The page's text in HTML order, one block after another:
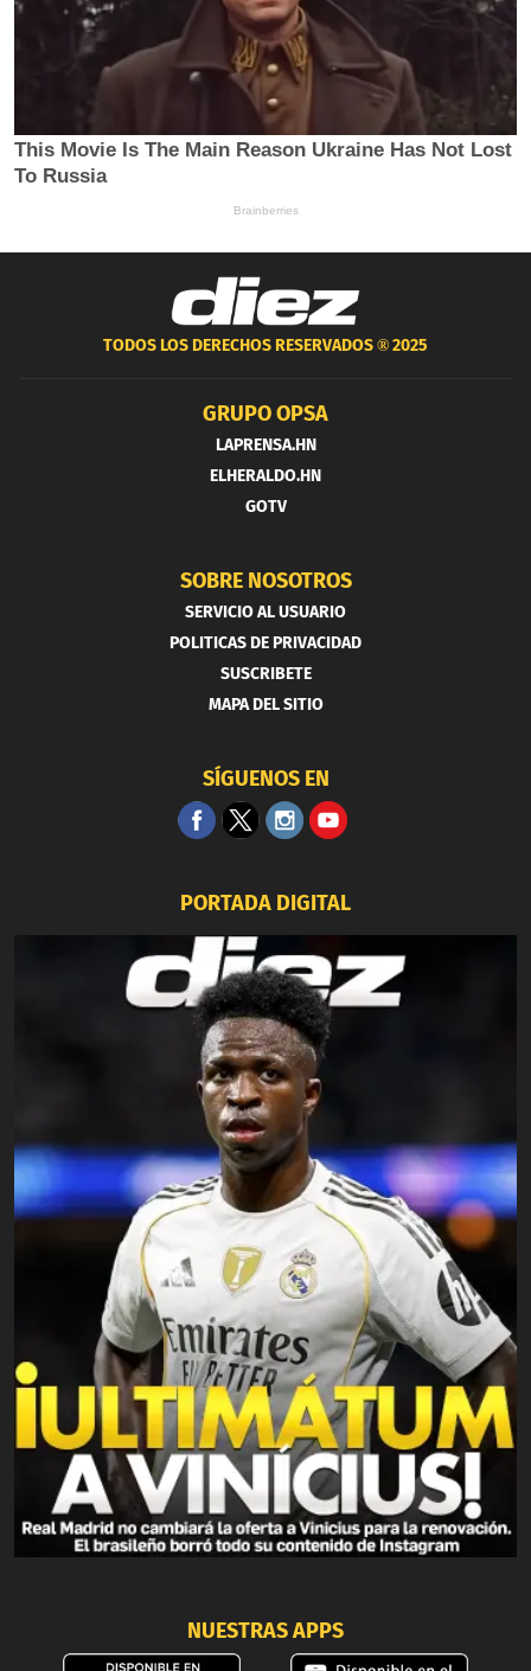
TODOS LOS DERECHOS RESERVADOS ®2025
GRUPO OPSA
LAPRENSA.HN
ELHERALDO.HN
GOTV
SOBRE NOSOTROS
SERVICIO AL USUARIO
POLITICAS DE PRIVACIDAD
SUSCRIBETE
MAPA DEL SITIO
SÍGUENOS EN
PORTADA DIGITAL
NUESTRAS APPS